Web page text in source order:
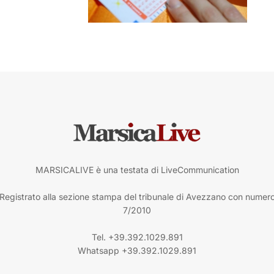
MARSICALIVE è una testata di LiveCommunication
Registrato alla sezione stampa del tribunale di Avezzano con
7/2010
Tel. +39.392.1029.891
Whatsapp +39.392.1029.891